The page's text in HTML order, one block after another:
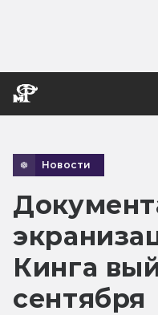
Новости
Кинга
сентября